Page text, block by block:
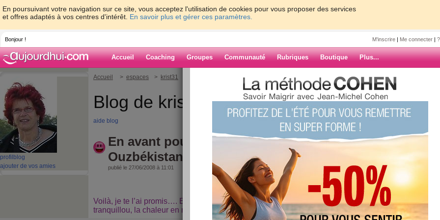
En poursuivant votre navigation sur ce site, vous acceptez l'utilisation de cookies pour vous proposer des services
et offres adaptés à vos centres d'intérêt. En savoir plus et gérer ces paramètres.
Bonjour ! M'inscrire | Me connecter |
Accueil Coaching Groupes Communauté Rubriques Boutique Plus...
profil blog
ajouter de vos amies
Accueil > espaces > krist31 > En avant pour Trachkent, en Ouzbékistan....
Blog de krist31
aide blog
En avant pour Trachkent, en
Ouzbékistan....
publié le 27/06/2008 à 11:01
Voilà, je te l’ai promis…. En route pour l’Ouzbékistan,
tranquillou, la chaleur en moins… que demande le peuple !!!!
ARCHIVES